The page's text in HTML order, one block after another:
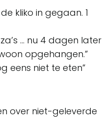
kliko in gegaan. 1
… nu 4 dagen later
opgehangen.”
eens niet te eten”
over niet-geleverde